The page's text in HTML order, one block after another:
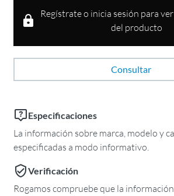
Regístrate o inicia sesión para
del producto
Consultar
Especificaciones
La información sobre marca, modelo y
especificadas a modo informativo.
Verificación
Rogamos compruebe que la